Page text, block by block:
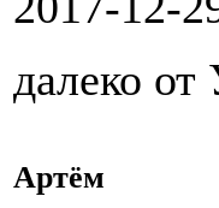
далеко
Артём